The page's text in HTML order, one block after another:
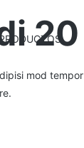
PRODUCTOS20
mod tempor